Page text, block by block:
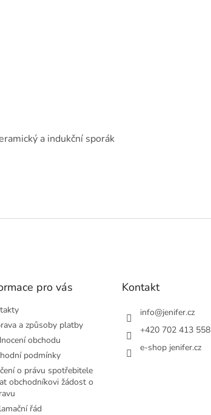
a indukční sporák
pro vás
a způsoby platby
obchodu
podmínky
o právu spotřebitele
obchodníkovi žádost o
řád
Kontakt
info@jenifer.cz
+420 702 413 558
e-shop jenifer.cz